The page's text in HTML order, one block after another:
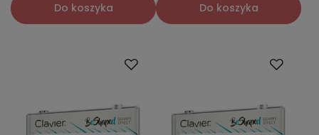
Do koszyka Do koszyka